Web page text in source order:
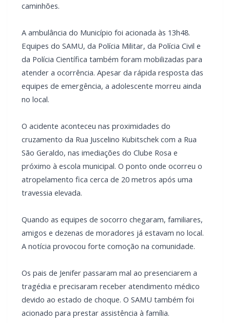
caminhões.
A ambulância do Município foi acionada às 13h48.
Equipes do SAMU, da Polícia Militar, da Polícia Civil e
da Polícia Científica também foram mobilizadas para
atender a ocorrência. Apesar da rápida resposta das
equipes de emergência, a adolescente morreu ainda
no local.
O acidente aconteceu nas proximidades do
cruzamento da Rua Juscelino Kubitschek com a Rua
São Geraldo, nas imediações do Clube Rosa e
próximo à escola municipal. O ponto onde ocorreu o
atropelamento fica cerca de 20 metros após uma
travessia elevada.
Quando as equipes de socorro chegaram, familiares,
amigos e dezenas de moradores já estavam no local.
A notícia provocou forte comoção na comunidade.
Os pais de Jenifer passaram mal ao presenciarem a
tragédia e precisaram receber atendimento médico
devido ao estado de choque. O SAMU também foi
acionado para prestar assistência à família.